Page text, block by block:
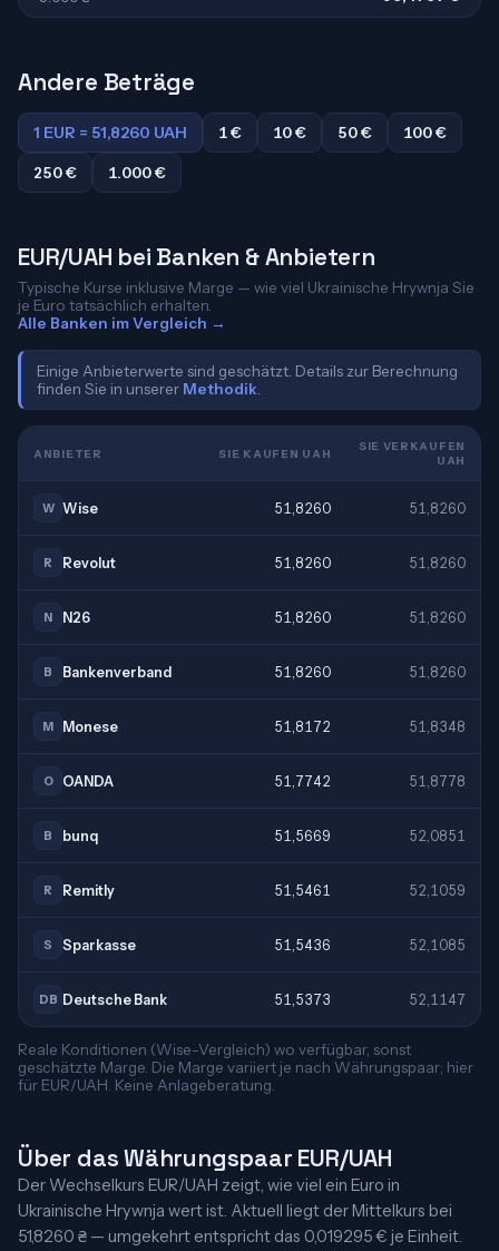
Andere Beträge
1 EUR = 51,8260 UAH 1 € 10 € 50 €
100 €
250 €
1.000 €
EUR/UAH bei Banken & Anbietern
Typische Kurse inklusive Marge — wie viel Ukrainische Hrywnja Sie
je Euro tatsächlich erhalten.
Alle Banken im Vergleich →
Einige Anbieterwerte sind geschätzt. Details zur Berechnung
finden Sie in unserer Methodik
ANBIETER SIE KAUFEN UAH
SIE VERKAUFEN
UAH
W Wise 51,8260 51,8260
R Revolut 51,8260 51,8260
N N26 51,8260 51,8260
B Bankenverband 51,8260 51,8260
M Monese 51,8172 51,8348
O OANDA 51,7742 51,8778
B bunq 51,5669 52,0851
R Remitly 51,5461 52,1059
S Sparkasse 51,5436 52,1085
DB Deutsche Bank 51,5373 52,1147
Reale Konditionen (Wise-Vergleich) wo verfügbar, sonst
geschätzte Marge. Die Marge variiert je nach Währungspaar; hier
für EUR/UAH. Keine Anlageberatung.
Über das Währungspaar EUR/UAH
Der Wechselkurs EUR/UAH zeigt, wie viel ein Euro in
Ukrainische Hrywnja wert ist. Aktuell liegt der Mittelkurs bei
51,8260 ₴ — umgekehrt entspricht das 0,019295 € je Einheit.